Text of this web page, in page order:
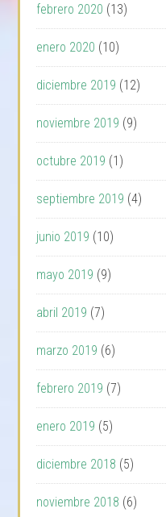
febrero 2020 (13)
enero 2020 (10)
diciembre 2019 (12)
noviembre 2019 (9)
octubre 2019 (1)
septiembre 2019 (4)
junio 2019 (10)
mayo 2019 (9)
abril 2019 (7)
marzo 2019 (6)
febrero 2019 (7)
enero 2019 (5)
diciembre 2018 (5)
noviembre 2018 (6)